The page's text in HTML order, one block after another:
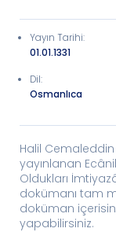
Yayın Tarihi:
01.01.1331
Dil:
Osmanlıca
Halil Cemaleddin
yayınlanan
Oldukları
dokümanı tam
doküman
yapabilirsiniz.